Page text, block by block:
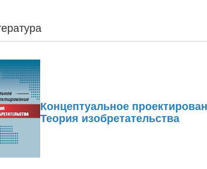
Концептуальное
Теория изобретательства